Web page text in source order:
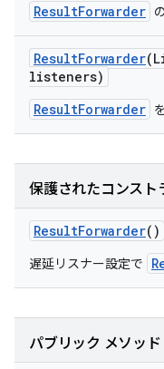
ResultForwarder
ResultForwarder
listeners)
ResultForwarder
保護されたコンスト
ResultForwarder()
遅延リスナー設定で
パブリック メソッド